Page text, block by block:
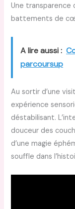
Une
battements de
A lire aussi :
parcoursup
Au sortir d’une
expérience
déstabilisant.
douceur des
d’une magie
souffle dans